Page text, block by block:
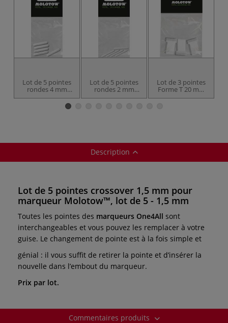
Lot de 5 pointes
rondes 4 mm
pour marqueur
MOLOTOW™
Lot de 5 pointes
rondes 2 mm
pour marqueur
Lot de 3 pointes
Forme T 20 mm
pour marqueur
Description
Lot de 5 pointes crossover 1,5 mm pour
marqueur Molotow™, lot de 5 - 1,5 mm
Toutes les pointes des marqueurs One4All sont
interchangeables et vous pouvez les remplacer à votre
guise. Le changement de pointe est à la fois simple et
génial : il vous suffit de retirer la pointe et d’insérer la
nouvelle dans l’embout du marqueur.
Prix par lot.
Commentaires produits